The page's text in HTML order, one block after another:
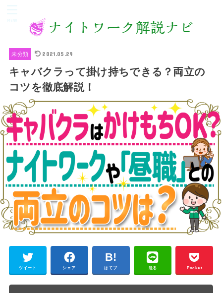
未分類 2021.05.29
キャバクラって掛け持ちできる？両立の
コツを徹底解説！
ツイート シェア はてブ 送る Pocket